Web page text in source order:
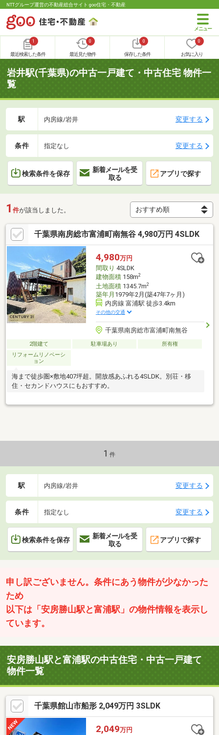
NTTグループ運営の不動産総合サイト goo住宅・不動産
1
最近検索した条件
0
最近見た物件
0
保存した条件
0
お気に入り
岩井駅(千葉県)の中古一戸建て・中古住宅 物件一
覧
駅 内房線/岩井 変更する
条件 指定なし 変更する
検索条件を保存
新着メールを受
取る
アプリで探す
1 件が該当しました。
千葉県南房総市富浦町南無谷 4,980万円 4SLDK
4,980万円
間取り 4SLDK
建物面積158m2
土地面積1345.7m2
築年月 1979年2月(築47年7ヶ月)
内房線 富浦駅 徒歩3.4km
その他の交通
千葉県南房総市富浦町南無谷
2階建て 駐車場あり
所有権
リフォームリノベーシ
ョン
海まで徒歩圏×敷地407坪超。開放感あふれる4SLDK。別荘・移
住・セカンドハウスにもおすすめ。
1 件
駅 内房線/岩井 変更する
条件 指定なし 変更する
検索条件を保存
新着メールを受
取る
アプリで探す
申し訳ございません。条件にあう物件が少なかった
ため
以下は「安房勝山駅と富浦駅」の物件情報を表示し
ています。
安房勝山駅と富浦駅の中古住宅・中古一戸建て
物件一覧
千葉県館山市船形 2,049万円 3SLDK
2,049万円